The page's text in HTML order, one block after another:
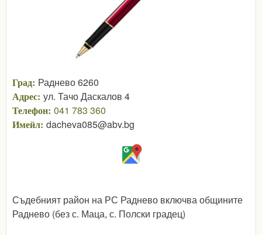
Град: Раднево 6260
Адрес: ул. Тачо Даскалов 4
Телефон: 041 783 360
Имейл: dacheva085@abv.bg
Съдебният район на РС Раднево включва общините
Раднево (без с. Маца, с. Полски градец)